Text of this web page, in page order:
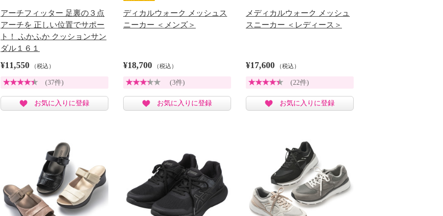
アーチフィッター 足裏の３点
アーチを 正しい位置でサポー
ト！ ふかふか クッションサン
ダル１６１
¥11,550 （税込）
(37件)
お気に入りに登録
ディカルウォーク メッシュス
ニーカー ＜メンズ＞
¥18,700 （税込）
(3件)
お気に入りに登録
メディカルウォーク メッシュ
スニーカー ＜レディース＞
¥17,600 （税込）
(22件)
お気に入りに登録